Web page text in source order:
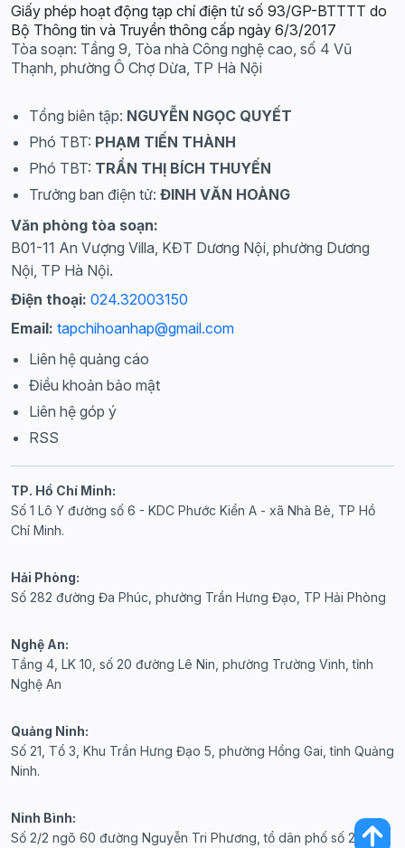
Giấy phép hoạt động tạp chí điện tử số 93/GP-BTTTT do
Bộ Thông tin và Truyền thông cấp ngày 6/3/2017
Tòa soạn: Tầng 9, Tòa nhà Công nghệ cao, số 4 Vũ
Thạnh, phường Ô Chợ Dừa, TP Hà Nội
Tổng biên tập: NGUYỄN NGỌC QUYẾT
Phó TBT: PHẠM TIẾN THÀNH
Phó TBT: TRẦN THỊ BÍCH THUYẾN
Trưởng ban điện tử: ĐINH VĂN HOÀNG
Văn phòng tòa soạn:
B01-11 An Vượng Villa, KĐT Dương Nội, phường Dương
Nội, TP Hà Nội.
Điện thoại: 024.32003150
Email: tapchihoanhap@gmail.com
Liên hệ quảng cáo
Điều khoản bảo mật
Liên hệ góp ý
RSS
TP. Hồ Chí Minh:
Số 1 Lô Y đường số 6 - KDC Phước Kiển A - xã Nhà Bè, TP Hồ
Chí Minh.
Hải Phòng:
Số 282 đường Đa Phúc, phường Trần Hưng Đạo, TP Hải Phòng
Nghệ An:
Tầng 4, LK 10, số 20 đường Lê Nin, phường Trường Vinh, tỉnh
Nghệ An
Quảng Ninh:
Số 21, Tổ 3, Khu Trần Hưng Đạo 5, phường Hồng Gai, tỉnh Quảng
Ninh.
Ninh Bình:
Số 2/2 ngõ 60 đường Nguyễn Tri Phương, tổ dân phố số 20,